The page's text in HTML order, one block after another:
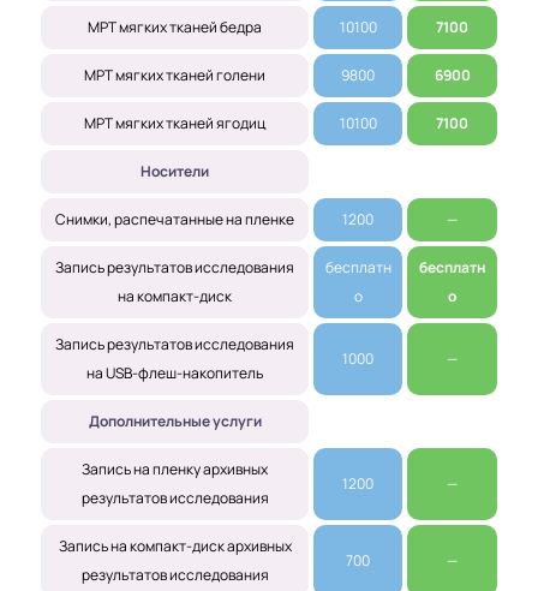
МРТ мягких тканей бедра 10100 7100
МРТ мягких тканей голени 9800 6900
МРТ мягких тканей ягодиц 10100 7100
Носители
Снимки, распечатанные на пленке 1200 —
Запись результатов исследования
на компакт-диск
бесплатн
о
бесплатн
о
Запись результатов исследования
на USB-флеш-накопитель
1000 —
Дополнительные услуги
Запись на пленку архивных
результатов исследования
1200 —
Запись на компакт-диск архивных
результатов исследования
700 —